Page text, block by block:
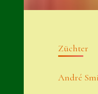
Züchter
André